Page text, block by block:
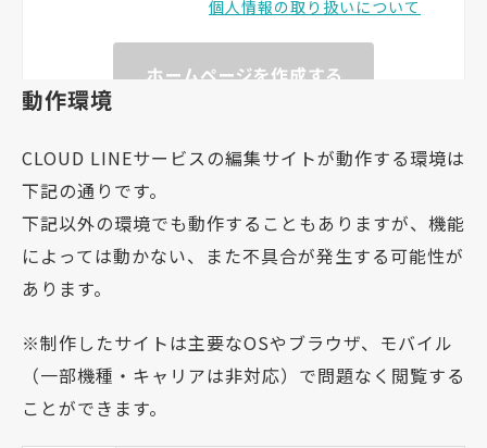
動作環境
CLOUD LINEサービスの編集サイトが動作する環境は
下記の通りです。
下記以外の環境でも動作することもありますが、機能
によっては動かない、また不具合が発生する可能性が
あります。
※制作したサイトは主要なOSやブラウザ、モバイル
（一部機種・キャリアは非対応）で問題なく閲覧する
ことができます。